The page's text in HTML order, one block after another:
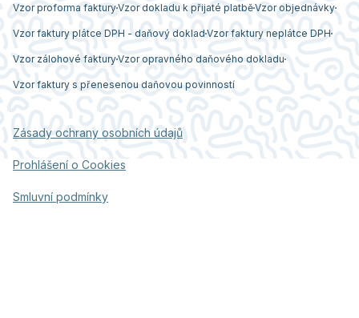
Vzor proforma fakturyVzor dokladu k přijaté platběVzor objednávky
Vzor faktury plátce DPH - daňový doklad Vzor faktury neplátce DPH
Vzor zálohové fakturyVzor opravného daňového dokladu
Vzor faktury s přenesenou daňovou povinností
Zásady ochrany osobních údajů
Prohlášení o Cookies
Smluvní podmínky